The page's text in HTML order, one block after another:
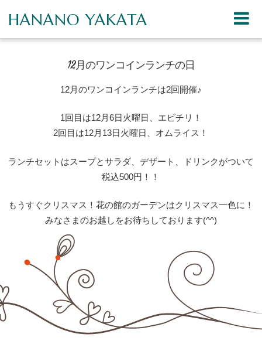
HANANO YAKATA
12月のワンコインランチの日
12月のワンコインランチは2回開催♪
1回目は12月6日火曜日、エビチリ！
2回目は12月13日火曜日、オムライス！
ランチセットはスープとサラダ、デザート、ドリンクがついて
税込500円！！
もうすぐクリスマス！花の館のガーデンはクリスマス一色に！
みなさまのお越しをお待ちしております(^^)